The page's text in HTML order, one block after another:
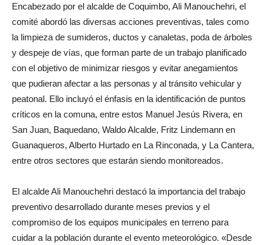
Encabezado por el alcalde de Coquimbo, Ali Manouchehri, el
comité abordó las diversas acciones preventivas, tales como
la limpieza de sumideros, ductos y canaletas, poda de árboles
y despeje de vías, que forman parte de un trabajo planificado
con el objetivo de minimizar riesgos y evitar anegamientos
que pudieran afectar a las personas y al tránsito vehicular y
peatonal. Ello incluyó el énfasis en la identificación de puntos
críticos en la comuna, entre estos Manuel Jesús Rivera, en
San Juan, Baquedano, Waldo Alcalde, Fritz Lindemann en
Guanaqueros, Alberto Hurtado en La Rinconada, y La Cantera,
entre otros sectores que estarán siendo monitoreados.
El alcalde Ali Manouchehri destacó la importancia del trabajo
preventivo desarrollado durante meses previos y el
compromiso de los equipos municipales en terreno para
cuidar a la población durante el evento meteorológico. «Desde